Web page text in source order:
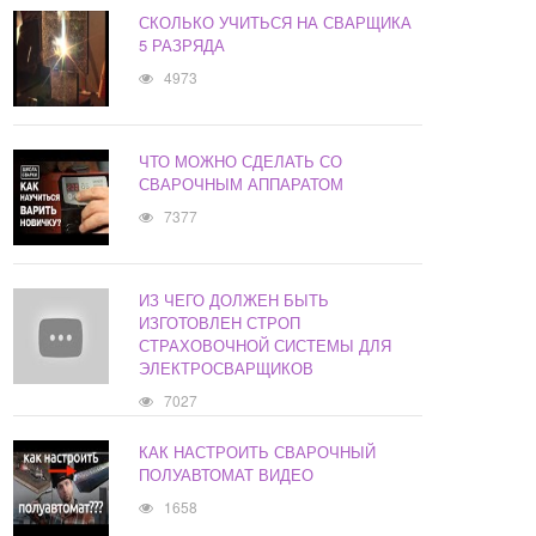
СКОЛЬКО УЧИТЬСЯ НА СВАРЩИКА
5 РАЗРЯДА
4973
ЧТО МОЖНО СДЕЛАТЬ СО
СВАРОЧНЫМ АППАРАТОМ
7377
ИЗ ЧЕГО ДОЛЖЕН БЫТЬ
ИЗГОТОВЛЕН СТРОП
СТРАХОВОЧНОЙ СИСТЕМЫ ДЛЯ
ЭЛЕКТРОСВАРЩИКОВ
7027
КАК НАСТРОИТЬ СВАРОЧНЫЙ
ПОЛУАВТОМАТ ВИДЕО
1658